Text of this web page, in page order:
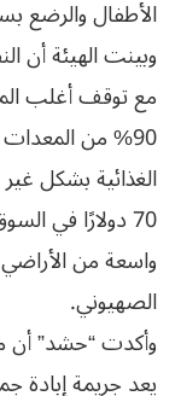
الأطفال والرضع
وبينت الهيئة أن
مع توقف أغلب
90% من
الغذائية بشكل
70 دولارًا في
واسعة من الأراضي
الصهيوني.
وأكدت “حشد” أن
يعد جريمة إبادة